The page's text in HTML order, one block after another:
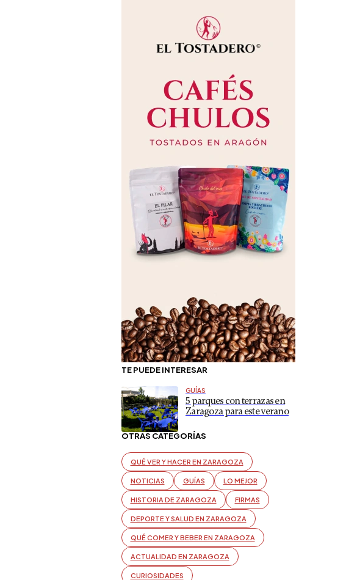
TE PUEDE INTERESAR
GUÍAS
5 parques con terrazas en
Zaragoza para este verano
OTRAS CATEGORÍAS
QUÉ VER Y HACER EN ZARAGOZA
NOTICIAS GUÍAS LO MEJOR
HISTORIA DE ZARAGOZA FIRMAS
DEPORTE Y SALUD EN ZARAGOZA
QUÉ COMER Y BEBER EN ZARAGOZA
ACTUALIDAD EN ZARAGOZA
CURIOSIDADES